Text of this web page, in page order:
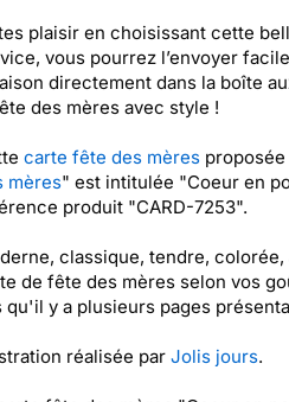
plaisir en choisissant cette
vous pourrez l’envoyer
directement dans la boîte
des mères avec style !
carte fête des mèresproposée
mères" est intitulée "Coeur en
produit "CARD-7253".
classique, tendre,
de fête des mères selon vos
qu'il y a plusieurs pages
réalisée par Jolis jours.